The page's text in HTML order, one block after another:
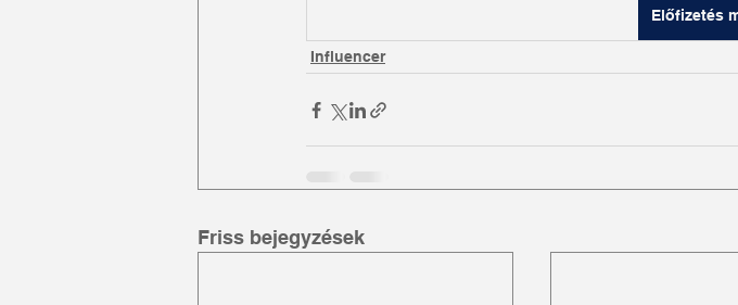
Előfizetés
Influencer
Friss bejegyzések